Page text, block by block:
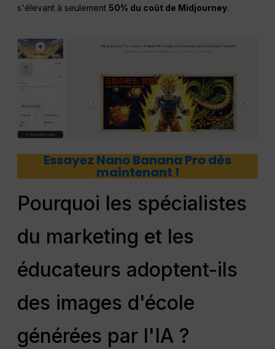
s'élevant à seulement50% du coût de Midjourney.
Essayez Nano Banana Pro dès
maintenant !
Pourquoi les spécialistes
du marketing et les
éducateurs adoptent-ils
des images d'école
générées par l'IA ?